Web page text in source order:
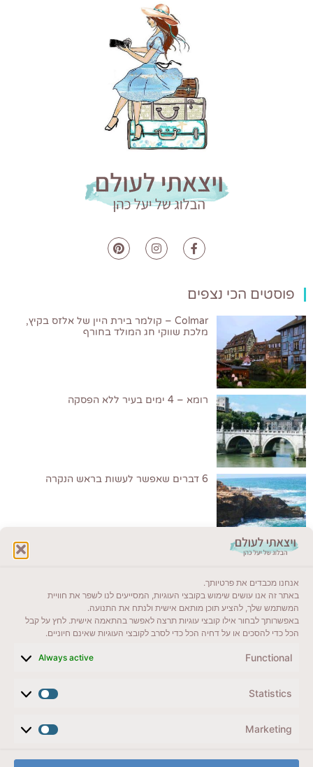
אנחנו מכבדים את פרטיותך.
באתר זה אנו עושים שימוש בקובצי העוגיות, המסייעים לנו לשפר את חוויית
המשתמש שלך, להציע תוכן מותאם אישית ולנתח את התנועה.
באפשרותך לבחור אילו קובצי עוגיות תרצה לאפשר בהתאמה אישית. לחץ על קבל
הכל כדי להסכים או על דחיה הכל כדי לסרב לקובצי העוגיות שאינם חיוניים.
Functional
Always active
Statistics
Marketing
פוסטים הכי נצפים
Colmar – קולמר בירת היין של אלזס בקיץ,
מלכת שווקי חג המולד בחורף
רומא – 4 ימים בעיר ללא הפסקה
6 דברים שאפשר לעשות בראש הנקרה
ייעדים מומלצים
מדריכים ועזרים
לשליחת הודעת וואטסאפ
veyatsati.laolam@gmail.com